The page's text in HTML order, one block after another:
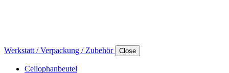
Werkstatt / Verpackung / Zubehör Close
Cellophanbeutel